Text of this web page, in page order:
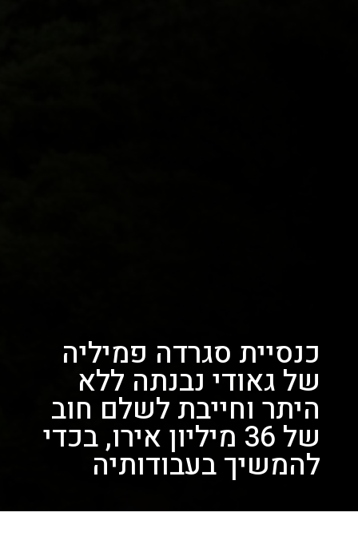
כנסיית סגרדה פמיליה
של גאודי נבנתה ללא
היתר וחייבת לשלם חוב
של 36 מיליון אירו, בכדי
להמשיך בעבודותיה